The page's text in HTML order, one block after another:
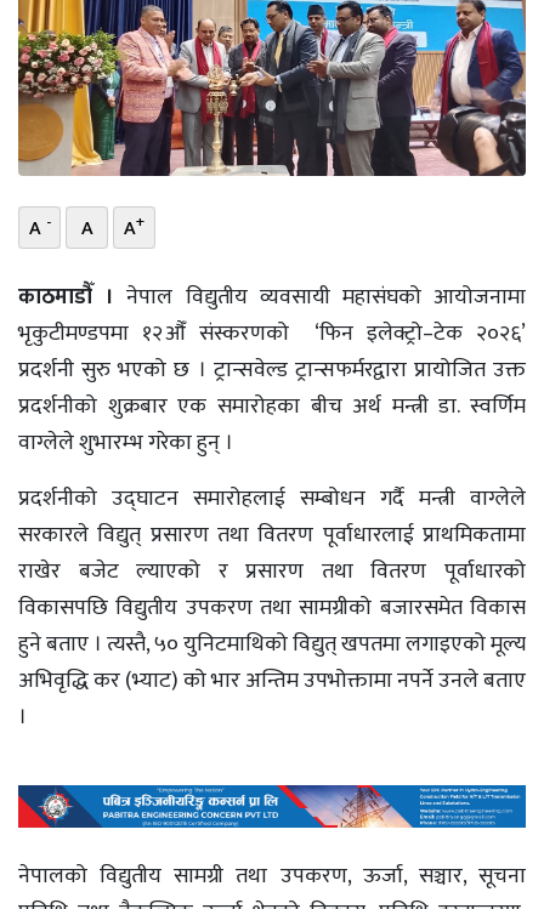
भिडियो
छापा
खोज
ऊर्जा
विशेष
A - A A+
काठमाडौँ । नेपाल विद्युतीय व्यवसायी महासंघको आयोजनामा
भृकुटीमण्डपमा १२औँ संस्करणको ‘फिन इलेक्ट्रो–टेक २०२६’
प्रदर्शनी सुरु भएको छ । ट्रान्सवेल्ड ट्रान्सफर्मरद्वारा प्रायोजित उक्त
प्रदर्शनीको शुक्रबार एक समारोहका बीच अर्थ मन्त्री डा. स्वर्णिम
वाग्लेले शुभारम्भ गरेका हुन् ।
प्रदर्शनीको उद्घाटन समारोहलाई सम्बोधन गर्दै मन्त्री वाग्लेले
सरकारले विद्युत् प्रसारण तथा वितरण पूर्वाधारलाई प्राथमिकतामा
राखेर बजेट ल्याएको र प्रसारण तथा वितरण पूर्वाधारको
विकासपछि विद्युतीय उपकरण तथा सामग्रीको बजारसमेत विकास
हुने बताए । त्यस्तै, ५० युनिटमाथिको विद्युत् खपतमा लगाइएको मूल्य
अभिवृद्धि कर (भ्याट) को भार अन्तिम उपभोक्तामा नपर्ने उनले बताए
।
नेपालको विद्युतीय सामग्री तथा उपकरण, ऊर्जा, सञ्चार, सूचना